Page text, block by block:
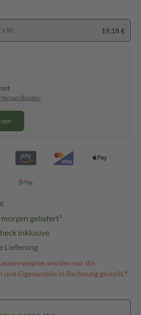
St) 19,18 €
geliefert³
inklusive
Lieferung
werden nur die
und Eigenanteile in Rechnung gestellt.⁴